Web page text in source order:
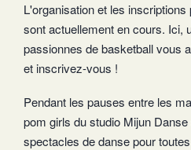
L'organisation et les
sont actuellement en cours. Ici,
passionnes de basketball vous
et inscrivez-vous !
Pendant les pauses entre les
pom girls du studio Mijun
spectacles de danse pour